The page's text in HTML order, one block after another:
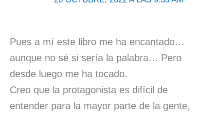
Pues a mí este libro me ha encantado…
aunque no sé si sería la palabra… Pero
desde luego me ha tocado.
Creo que la protagonista es difícil de
entender para la mayor parte de la gente,